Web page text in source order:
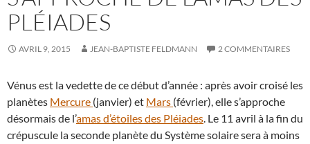
PLÉIADES
AVRIL 9, 2015 JEAN-BAPTISTE FELDMANN 2 COMMENTAIRES
Vénus est la vedette de ce début d’année : après avoir croisé les
planètes Mercure (janvier) et Mars (février), elle s’approche
désormais de l’amas d’étoiles des Pléiades. Le 11 avril à la fin du
crépuscule la seconde planète du Système solaire sera à moins